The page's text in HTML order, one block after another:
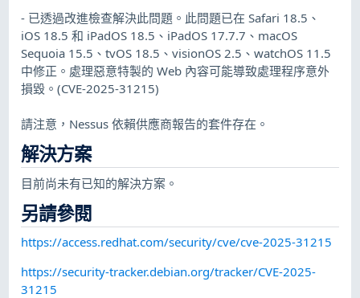
- 已透過改進檢查解決此問題。此問題已在 Safari 18.5、
iOS 18.5 和 iPadOS 18.5、iPadOS 17.7.7、macOS
Sequoia 15.5、tvOS 18.5、visionOS 2.5、watchOS 11.5
中修正。處理惡意特製的 Web 內容可能導致處理程序意外
損毀。(CVE-2025-31215)
請注意，Nessus 依賴供應商報告的套件存在。
解決方案
目前尚未有已知的解決方案。
另請參閱
https://access.redhat.com/security/cve/cve-2025-31215
https://security-tracker.debian.org/tracker/CVE-2025-
31215